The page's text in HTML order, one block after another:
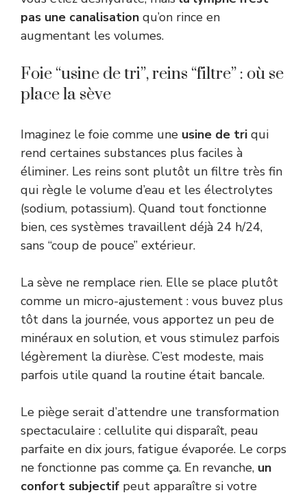
pas une canalisation qu’on rince en
augmentant les volumes.
Foie “usine de tri”, reins “filtre” : où se
place la sève
Imaginez le foie comme une usine de tri qui
rend certaines substances plus faciles à
éliminer. Les reins sont plutôt un filtre très fin
qui règle le volume d’eau et les électrolytes
(sodium, potassium). Quand tout fonctionne
bien, ces systèmes travaillent déjà 24 h/24,
sans “coup de pouce” extérieur.
La sève ne remplace rien. Elle se place plutôt
comme un micro-ajustement : vous buvez plus
tôt dans la journée, vous apportez un peu de
minéraux en solution, et vous stimulez parfois
légèrement la diurèse. C’est modeste, mais
parfois utile quand la routine était bancale.
Le piège serait d’attendre une transformation
spectaculaire : cellulite qui disparaît, peau
parfaite en dix jours, fatigue évaporée. Le corps
ne fonctionne pas comme ça. En revanche, un
confort subjectif peut apparaître si votre